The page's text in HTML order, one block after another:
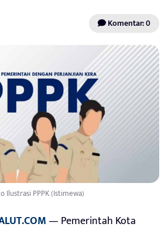
Komentar: 0
Ilustrasi PPPK (Istimewa)
— Pemerintah Kota